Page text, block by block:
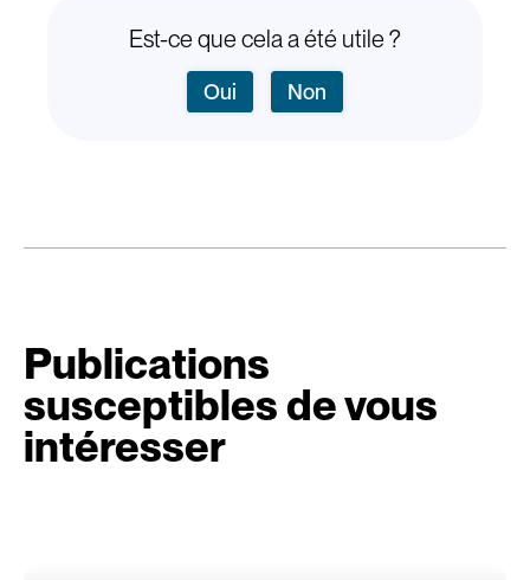
Est-ce que cela a été utile ?
Oui Non
Publications
susceptibles de vous
intéresser